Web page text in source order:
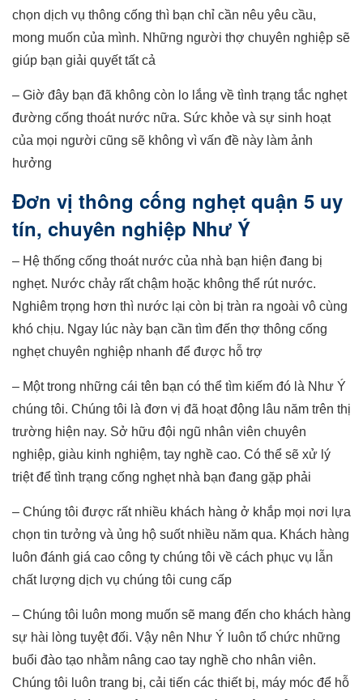
chọn dịch vụ thông cống thì bạn chỉ cần nêu yêu cầu,
mong muốn của mình. Những người thợ chuyên nghiệp sẽ
giúp bạn giải quyết tất cả
– Giờ đây bạn đã không còn lo lắng về tình trạng tắc nghẹt
đường cống thoát nước nữa. Sức khỏe và sự sinh hoạt
của mọi người cũng sẽ không vì vấn đề này làm ảnh
hưởng
Đơn vị thông cống nghẹt quận 5 uy
tín, chuyên nghiệp Như Ý
– Hệ thống cống thoát nước của nhà bạn hiện đang bị
nghẹt. Nước chảy rất chậm hoặc không thể rút nước.
Nghiêm trọng hơn thì nước lại còn bị tràn ra ngoài vô cùng
khó chịu. Ngay lúc này bạn cần tìm đến thợ thông cống
nghẹt chuyên nghiệp nhanh để được hỗ trợ
– Một trong những cái tên bạn có thể tìm kiếm đó là Như Ý
chúng tôi. Chúng tôi là đơn vị đã hoạt động lâu năm trên thị
trường hiện nay. Sở hữu đội ngũ nhân viên chuyên
nghiệp, giàu kinh nghiệm, tay nghề cao. Có thể sẽ xử lý
triệt để tình trạng cống nghẹt nhà bạn đang gặp phải
– Chúng tôi được rất nhiều khách hàng ở khắp mọi nơi lựa
chọn tin tưởng và ủng hộ suốt nhiều năm qua. Khách hàng
luôn đánh giá cao công ty chúng tôi về cách phục vụ lẫn
chất lượng dịch vụ chúng tôi cung cấp
– Chúng tôi luôn mong muốn sẽ mang đến cho khách hàng
sự hài lòng tuyệt đối. Vậy nên Như Ý luôn tổ chức những
buổi đào tạo nhằm nâng cao tay nghề cho nhân viên.
Chúng tôi luôn trang bị, cải tiến các thiết bị, máy móc để hỗ